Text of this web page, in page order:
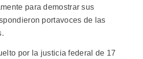
para demostrar sus
portavoces de las
por la justicia federal de 17